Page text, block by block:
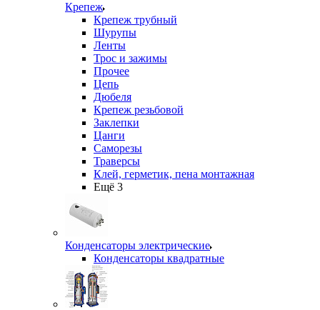
Крепеж
Крепеж трубный
Шурупы
Ленты
Трос и зажимы
Прочее
Цепь
Дюбеля
Крепеж резьбовой
Заклепки
Цанги
Саморезы
Траверсы
Клей, герметик, пена монтажная
Ещё 3
Конденсаторы электрические
Конденсаторы квадратные